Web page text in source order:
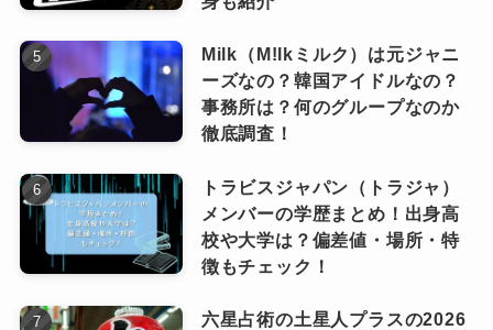
Milk（M!lkミルク）は元ジャニ
ーズなの？韓国アイドルなの？
事務所は？何のグループなのか
徹底調査！
トラビスジャパン（トラジャ）
メンバーの学歴まとめ！出身高
校や大学は？偏差値・場所・特
徴もチェック！
六星占術の土星人プラスの2026